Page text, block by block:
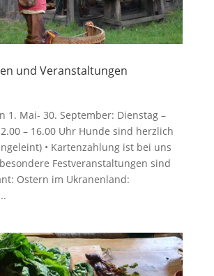
und Veranstaltungen
1. Mai- 30. September: Dienstag –
– 16.00 Uhr Hunde sind herzlich
• Kartenzahlung ist bei uns
Festveranstaltungen sind
Ostern im Ukranenland: